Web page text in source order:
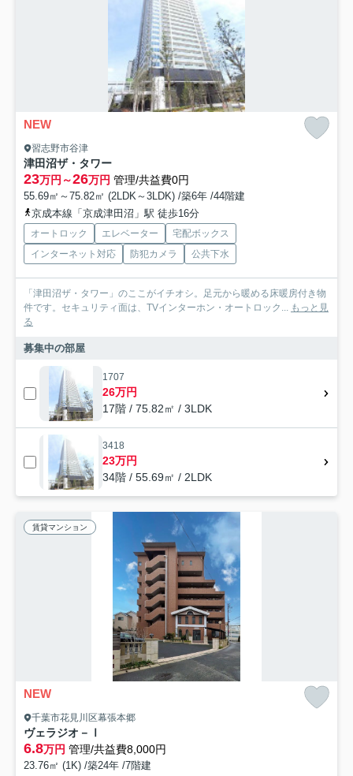
NEW
習志野市谷津
津田沼ザ・タワー
23万円～26万円 管理/共益費0円
55.69㎡～75.82㎡ (2LDK～3LDK) /築6年 /44階建
京成本線「京成津田沼」駅 徒歩16分
オートロック エレベーター
宅配ボックス
インターネット対応
防犯カメラ 公共下水
「津田沼ザ・タワー」のここがイチオシ。足元から暖める床暖房付き物
件です。セキュリティ面は、TVインターホン・オートロック... もっと見
る
募集中の部屋
1707
26万円
17階 / 75.82㎡ / 3LDK
3418
23万円
34階 / 55.69㎡ / 2LDK
賃貸マンション
NEW
千葉市花見川区幕張本郷
ヴェラジオ－Ⅰ
6.8万円 管理/共益費8,000円
23.76㎡ (1K) /築24年 /7階建